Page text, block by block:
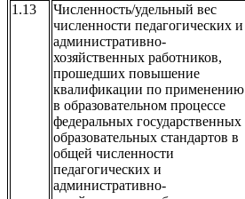
1.13
Численность/удельный вес
численности педагогических и
административно-
хозяйственных работников,
прошедших повышение
квалификации по применению
в образовательном процессе
федеральных государственных
образовательных стандартов в
общей численности
педагогических и
административно-